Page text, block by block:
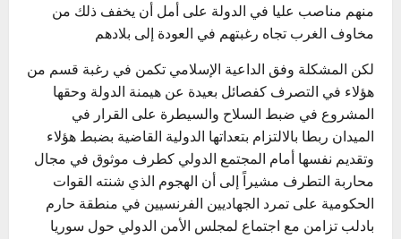
منهم مناصب عليا في الدولة على أمل أن يخفف ذلك من
مخاوف الغرب تجاه رغبتهم في العودة إلى بلادهم
لكن المشكلة وفق الداعية الإسلامي تكمن في رغبة قسم من
هؤلاء في التصرف كفصائل بعيدة عن هيمنة الدولة وحقها
المشروع في ضبط السلاح والسيطرة على القرار في
الميدان ربطا بالالتزام بتعداتها الدولية القاضية بضبط هؤلاء
وتقديم نفسها أمام المجتمع الدولي كطرف موثوق في مجال
محاربة التطرف مشيراً إلى أن الهجوم الذي شنته القوات
الحكومية على تمرد الجهاديين الفرنسيين في منطقة حارم
بادلب تزامن مع اجتماع لمجلس الأمن الدولي حول سوريا